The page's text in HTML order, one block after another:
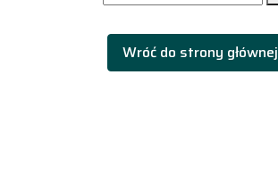
Wróć do strony głównej